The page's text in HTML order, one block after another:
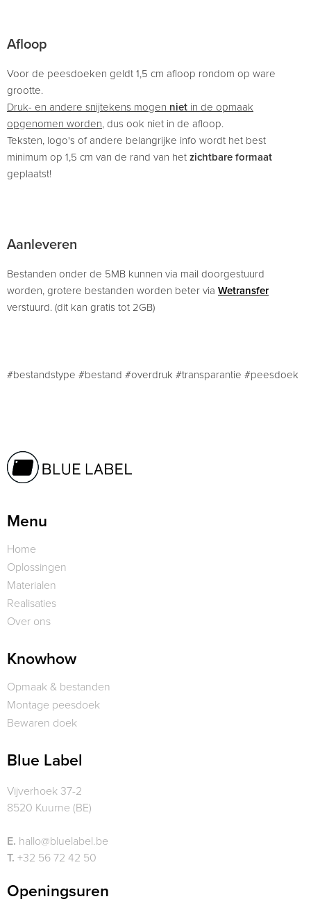
Afloop
Voor de peesdoeken geldt 1,5 cm afloop rondom op ware
grootte.
Druk- en andere snijtekens mogen niet in de opmaak
opgenomen worden, dus ook niet in de afloop.
Teksten, logo's of andere belangrijke info wordt het best
minimum op 1,5 cm van de rand van het zichtbare formaat
geplaatst!
Aanleveren
Bestanden onder de 5MB kunnen via mail doorgestuurd
worden, grotere bestanden worden beter via Wetransfer
verstuurd. (dit kan gratis tot 2GB)
#bestandstype #bestand #overdruk #transparantie #peesdoek
Menu
Home
Oplossingen
Materialen
Realisaties
Over ons
Knowhow
Opmaak & bestanden
Montage peesdoek
Bewaren doek
Blue Label
Vijverhoek 37-2
8520 Kuurne (BE)
E. hallo@bluelabel.be
T. +32 56 72 42 50
Openingsuren